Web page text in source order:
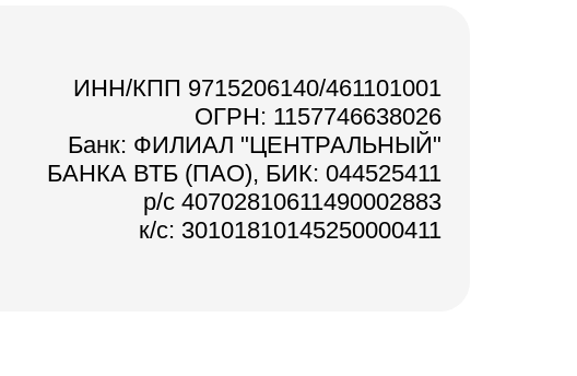
ИНН/КПП 9715206140/461101001
ОГРН: 1157746638026
Банк: ФИЛИАЛ "ЦЕНТРАЛЬНЫЙ"
БАНКА ВТБ (ПАО), БИК: 044525411
р/с 40702810611490002883
к/с: 30101810145250000411